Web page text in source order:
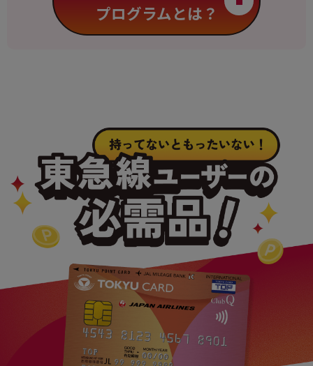
プログラムとは？